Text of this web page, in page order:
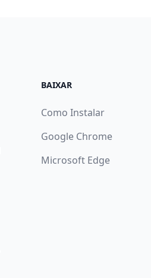
BAIXAR
Como Instalar
Google Chrome
Microsoft Edge